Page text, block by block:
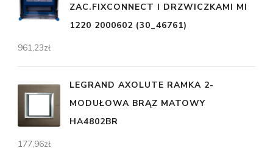
ZAC.FIXCONNECT I DRZWICZKAMI MI
1220 2000602 (30_46761)
961,23zł
LEGRAND AXOLUTE RAMKA 2-
MODUŁOWA BRĄZ MATOWY
HA4802BR
177,96zł